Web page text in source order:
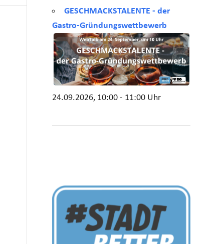
GESCHMACKSTALENTE - der
Gastro-Gründungswettbewerb
24.09.2026, 10:00 - 11:00 Uhr